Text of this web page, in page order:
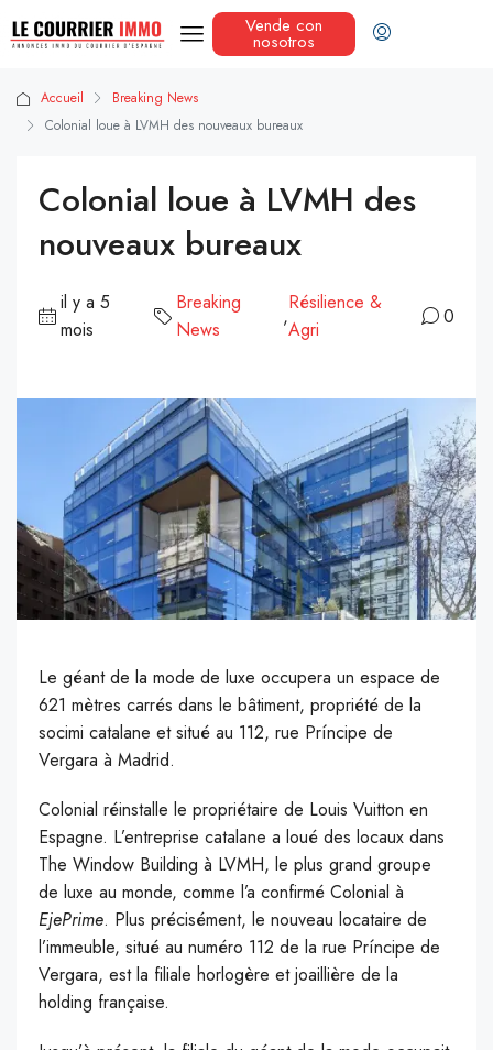
Vende con
nosotros
Accueil
Breaking News
Colonial loue à LVMH des nouveaux bureaux
Colonial loue à LVMH des
nouveaux bureaux
il y a 5
mois
Breaking
News
,
Résilience &
Agri
0
Le géant de la mode de luxe occupera un espace de
621 mètres carrés dans le bâtiment, propriété de la
socimi catalane et situé au 112, rue Príncipe de
Vergara à Madrid.
Colonial réinstalle le propriétaire de Louis Vuitton en
Espagne. L’entreprise catalane a loué des locaux dans
The Window Building à LVMH, le plus grand groupe
de luxe au monde, comme l’a confirmé Colonial à
EjePrime. Plus précisément, le nouveau locataire de
l’immeuble, situé au numéro 112 de la rue Príncipe de
Vergara, est la filiale horlogère et joaillière de la
holding française.